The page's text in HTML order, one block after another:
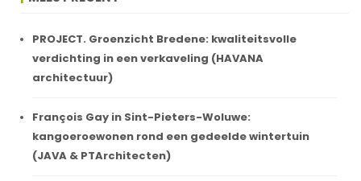
PROJECT. Groenzicht Bredene: kwaliteitsvolle
verdichting in een verkaveling (HAVANA
architectuur)
François Gay in Sint-Pieters-Woluwe:
kangoeroewonen rond een gedeelde wintertuin
(JAVA & PTArchitecten)